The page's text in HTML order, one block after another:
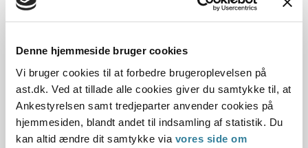
Denne hjemmeside bruger cookies
Vi bruger cookies til at forbedre brugeroplevelsen på
ast.dk. Ved at tillade alle cookies giver du samtykke til, at
Ankestyrelsen samt tredjeparter anvender cookies på
hjemmesiden, blandt andet til indsamling af statistik. Du
kan altid ændre dit samtykke via vores side om
Dato for underskrift
15.12.1997
Offentliggørelsesdato